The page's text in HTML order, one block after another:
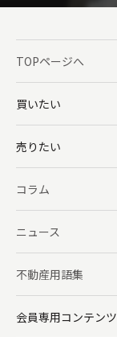
TOPページへ
買いたい
売りたい
コラム
ニュース
不動産用語集
会員専用コンテンツ